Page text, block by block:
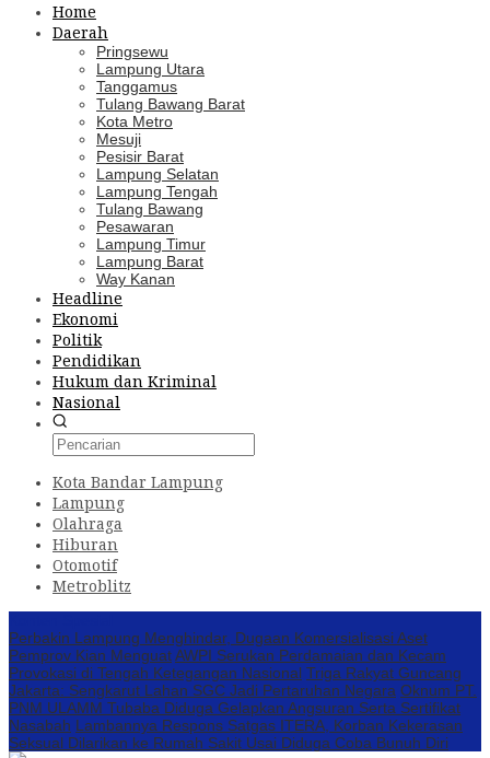
Home
Daerah
Pringsewu
Lampung Utara
Tanggamus
Tulang Bawang Barat
Kota Metro
Mesuji
Pesisir Barat
Lampung Selatan
Lampung Tengah
Tulang Bawang
Pesawaran
Lampung Timur
Lampung Barat
Way Kanan
Headline
Ekonomi
Politik
Pendidikan
Hukum dan Kriminal
Nasional
Kota Bandar Lampung
Lampung
Olahraga
Hiburan
Otomotif
Metroblitz
Perbakin Lampung Menghindar, Dugaan Komersialisasi Aset
Pemprov Kian MenguatAWPI Serukan Perdamaian dan Kecam
Provokasi di Tengah Ketegangan Nasional Triga Rakyat Guncang
Jakarta: Sengkarut Lahan SGC Jadi Pertaruhan Negara Oknum PT.
PNM ULAMM Tubaba Diduga Gelapkan Angsuran Serta Sertifikat
Nasabah Lambannya Respons Satgas ITERA, Korban Kekerasan
Seksual Dilarikan ke Rumah Sakit Usai Diduga Coba Bunuh Diri